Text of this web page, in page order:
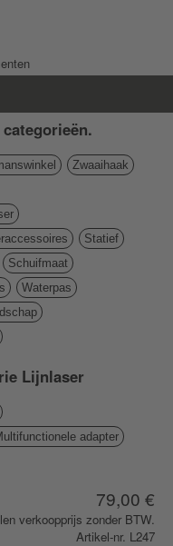
Zwaaihaak
Statief
Schuifmaat
Waterpas
Lijnlaser
adapter
79,00 €
verkoopprijs zonder BTW.
Artikel-nr. L247